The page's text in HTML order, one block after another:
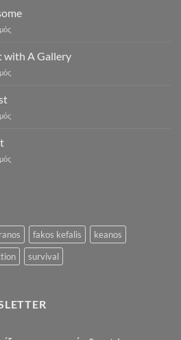
στο
to
Flatsome
with A Gallery
στο
with
στο
Post
στο
fakos kefalis
keanos
survival